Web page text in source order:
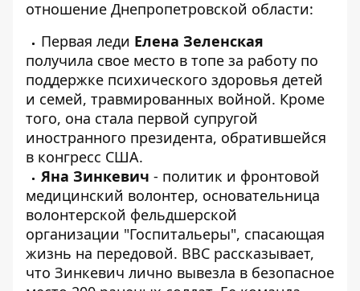
отношение Днепропетровской области:
Первая леди Елена Зеленская
получила свое место в топе за работу по
поддержке психического здоровья детей
и семей, травмированных войной. Кроме
того, она стала первой супругой
иностранного президента, обратившейся
в конгресс США.
Яна Зинкевич - политик и фронтовой
медицинский волонтер, основательница
волонтерской фельдшерской
организации "Госпитальеры", спасающая
жизнь на передовой. ВВС рассказывает,
что Зинкевич лично вывезла в безопасное